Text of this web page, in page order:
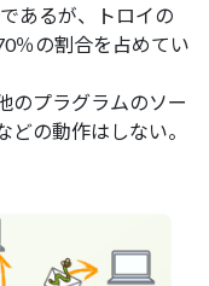
あるが、トロイの
％の割合を占めてい
のプラグラムのソー
の動作はしない。